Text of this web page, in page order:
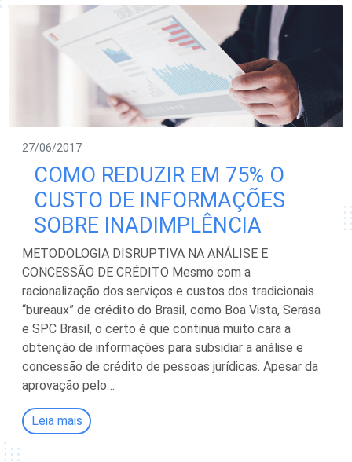
27/06/2017
COMO REDUZIR EM 75% O
CUSTO DE INFORMAÇÕES
SOBRE INADIMPLÊNCIA
METODOLOGIA DISRUPTIVA NA ANÁLISE E
CONCESSÃO DE CRÉDITO Mesmo com a
racionalização dos serviços e custos dos tradicionais
“bureaux” de crédito do Brasil, como Boa Vista, Serasa
e SPC Brasil, o certo é que continua muito cara a
obtenção de informações para subsidiar a análise e
concessão de crédito de pessoas jurídicas. Apesar da
aprovação pelo…
Leia mais